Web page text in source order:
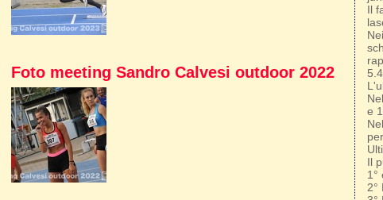
Il
e
Il
1°
2°
Foto meeting Sandro Calvesi outdoor 2022